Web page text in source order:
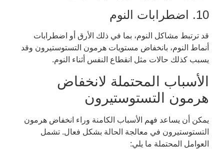
10. اضطرابات النوم
قد ترتبط مشاكل النوم، بما في ذلك الأرق أو اضطرابات
أنماط النوم، بانخفاض مستويات هرمون التستوستيرون وقد
يسبب كذلك حالات مثل انقطاع النفس أثناء النوم.
الأسباب المحتملة لانخفاض
هرمون التستوستيرون
يمكن أن يساعد فهم الأسباب الكامنة وراء انخفاض هرمون
التستوستيرون في معالجة الحالة بشكل فعال. تشمل
العوامل المحتملة ما يلي: